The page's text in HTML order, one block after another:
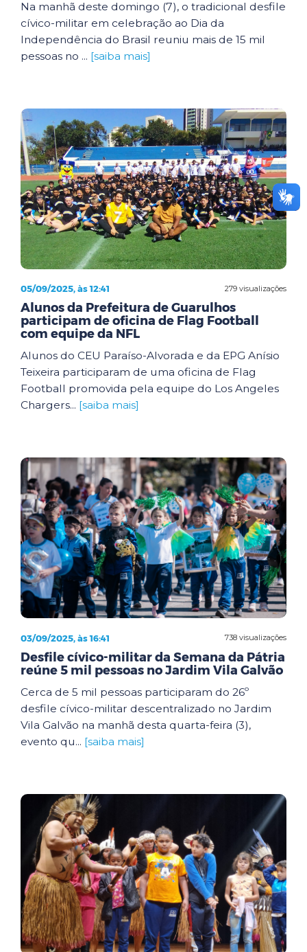
Na manhã deste domingo (7), o tradicional desfile
cívico-militar em celebração ao Dia da
Independência do Brasil reuniu mais de 15 mil
pessoas no ... [saiba mais]
279 visualizações
05/09/2025, às 12:41
Alunos da Prefeitura de Guarulhos
participam de oficina de Flag Football
com equipe da NFL
Alunos do CEU Paraíso-Alvorada e da EPG Anísio
Teixeira participaram de uma oficina de Flag
Football promovida pela equipe do Los Angeles
Chargers... [saiba mais]
738 visualizações
03/09/2025, às 16:41
Desfile cívico-militar da Semana da Pátria
reúne 5 mil pessoas no Jardim Vila Galvão
Cerca de 5 mil pessoas participaram do 26º
desfile cívico-militar descentralizado no Jardim
Vila Galvão na manhã desta quarta-feira (3),
evento qu... [saiba mais]